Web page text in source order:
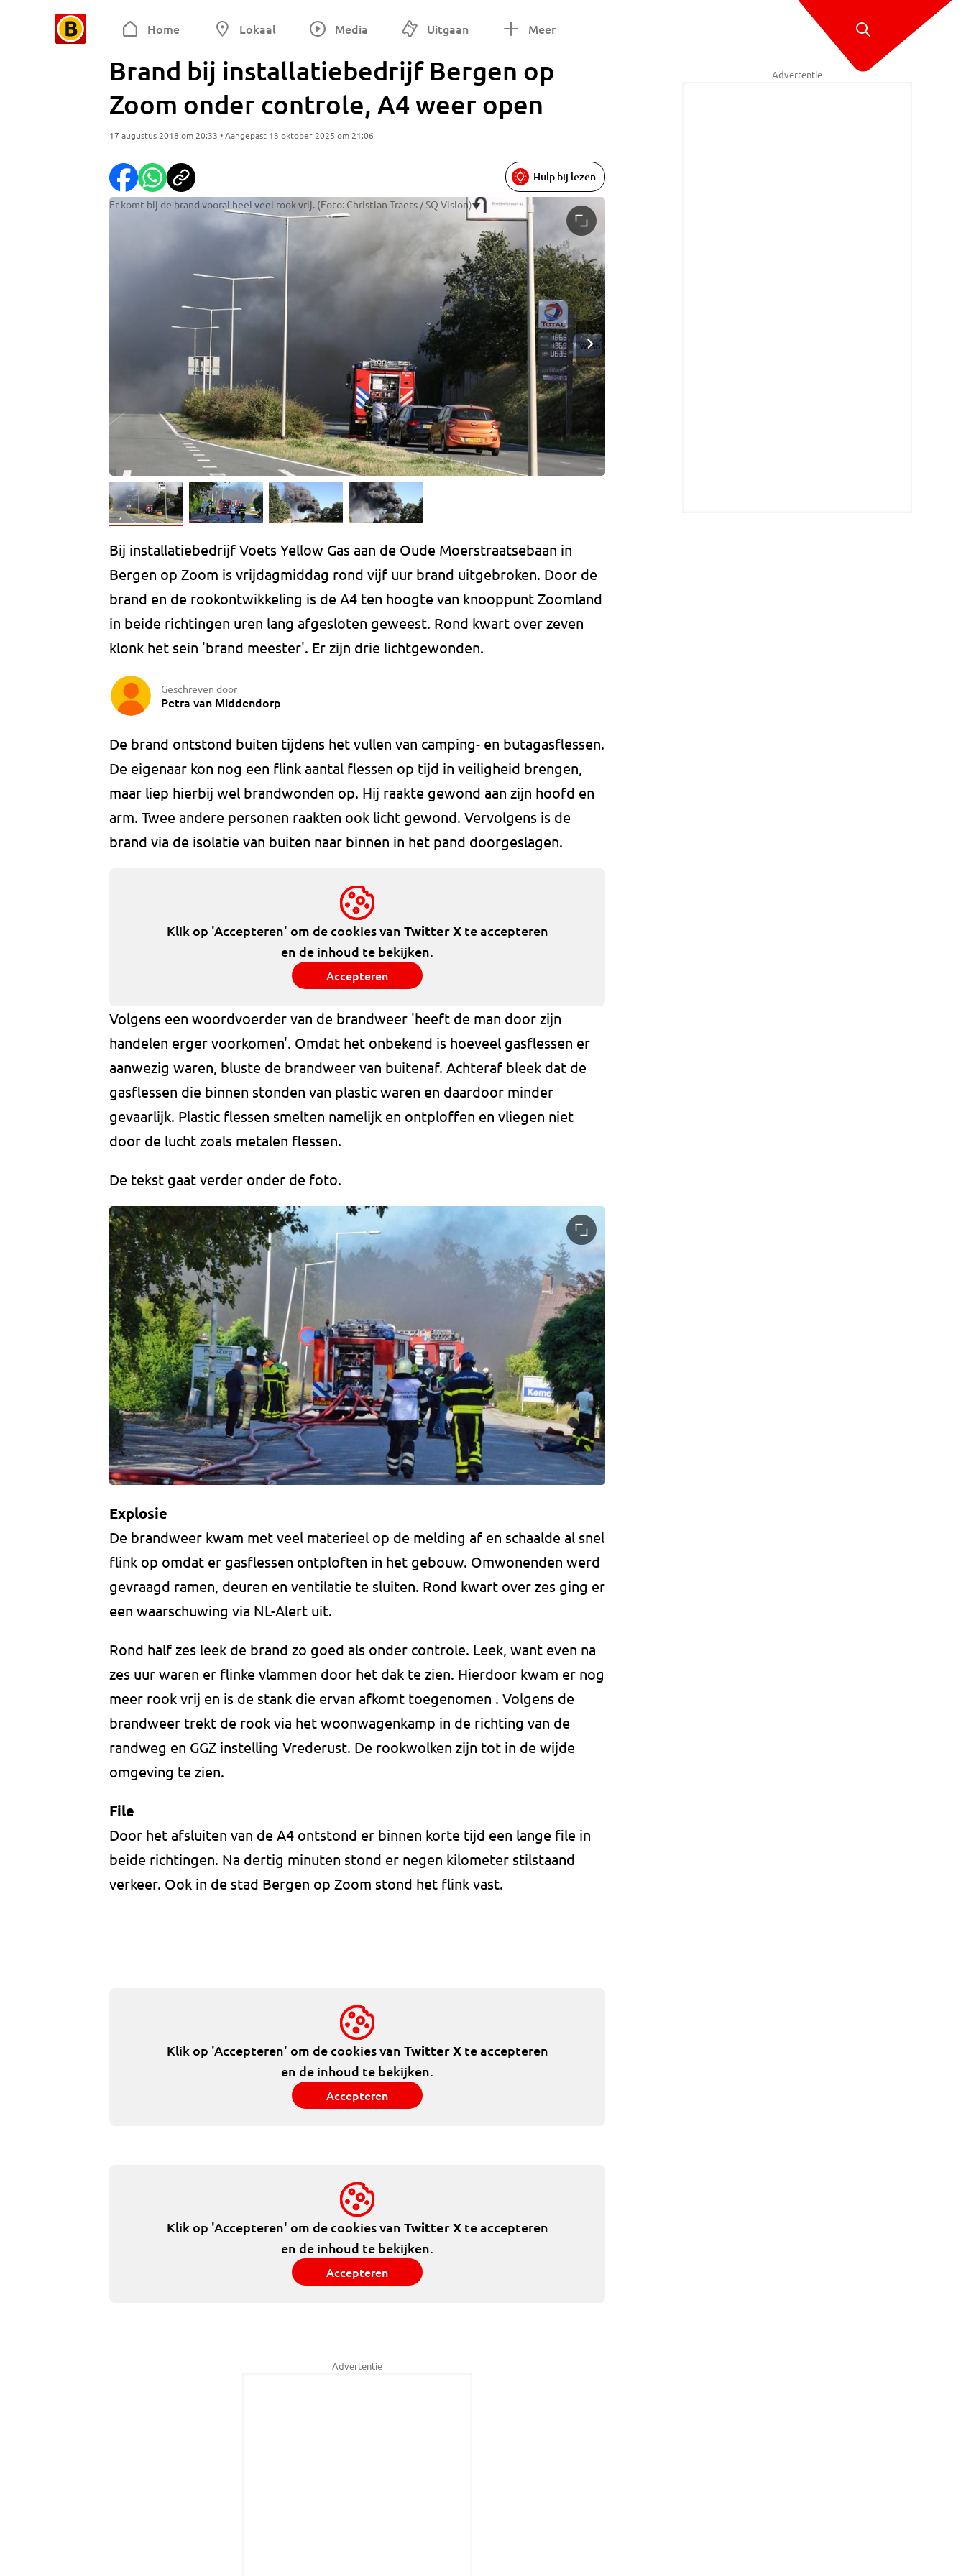
Home Lokaal Media Uitgaan Meer
Brand bij installatiebedrijf Bergen op
Zoom onder controle, A4 weer open
17 augustus 2018 om 20:33 • Aangepast 13 oktober 2025 om 21:06
Er komt bij de brand vooral heel veel rook vrij. (Foto: Christian Traets / SQ Vision)
Hulp bij lezen
Bij installatiebedrijf Voets Yellow Gas aan de Oude Moerstraatsebaan in
Bergen op Zoom is vrijdagmiddag rond vijf uur brand uitgebroken. Door de
brand en de rookontwikkeling is de A4 ten hoogte van knooppunt Zoomland
in beide richtingen uren lang afgesloten geweest. Rond kwart over zeven
klonk het sein 'brand meester'. Er zijn drie lichtgewonden.
Geschreven door
Petra van Middendorp
De brand ontstond buiten tijdens het vullen van camping- en butagasflessen.
De eigenaar kon nog een flink aantal flessen op tijd in veiligheid brengen,
maar liep hierbij wel brandwonden op. Hij raakte gewond aan zijn hoofd en
arm. Twee andere personen raakten ook licht gewond. Vervolgens is de
brand via de isolatie van buiten naar binnen in het pand doorgeslagen.
Klik op 'Accepteren' om de cookies van Twitter Xte accepteren
en de inhoud te bekijken.
Accepteren
Volgens een woordvoerder van de brandweer 'heeft de man door zijn
handelen erger voorkomen'. Omdat het onbekend is hoeveel gasflessen er
aanwezig waren, bluste de brandweer van buitenaf. Achteraf bleek dat de
gasflessen die binnen stonden van plastic waren en daardoor minder
gevaarlijk. Plastic flessen smelten namelijk en ontploffen en vliegen niet
door de lucht zoals metalen flessen.
De tekst gaat verder onder de foto.
Explosie
De brandweer kwam met veel materieel op de melding af en schaalde al snel
flink op omdat er gasflessen ontploften in het gebouw. Omwonenden werd
gevraagd ramen, deuren en ventilatie te sluiten. Rond kwart over zes ging er
een waarschuwing via NL-Alert uit.
Rond half zes leek de brand zo goed als onder controle. Leek, want even na
zes uur waren er flinke vlammen door het dak te zien. Hierdoor kwam er nog
meer rook vrij en is de stank die ervan afkomt toegenomen . Volgens de
brandweer trekt de rook via het woonwagenkamp in de richting van de
randweg en GGZ instelling Vrederust. De rookwolken zijn tot in de wijde
omgeving te zien.
File
Door het afsluiten van de A4 ontstond er binnen korte tijd een lange file in
beide richtingen. Na dertig minuten stond er negen kilometer stilstaand
verkeer. Ook in de stad Bergen op Zoom stond het flink vast.
Klik op 'Accepteren' om de cookies van Twitter Xte accepteren
en de inhoud te bekijken.
Accepteren
Klik op 'Accepteren' om de cookies van Twitter Xte accepteren
en de inhoud te bekijken.
Accepteren
Advertentie
Advertentie